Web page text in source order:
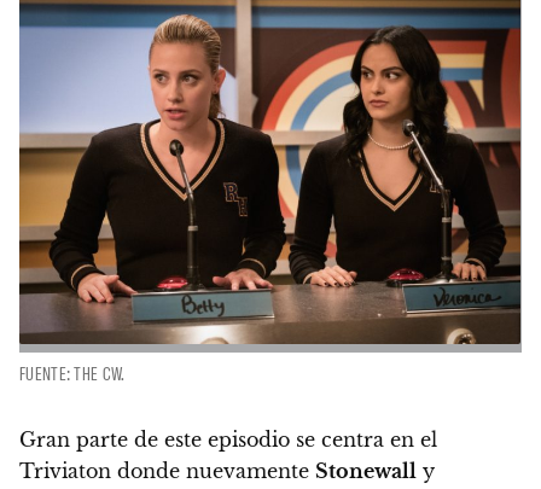
FUENTE: THE CW.
Gran parte de este episodio se centra en el
Triviaton donde nuevamente Stonewall y